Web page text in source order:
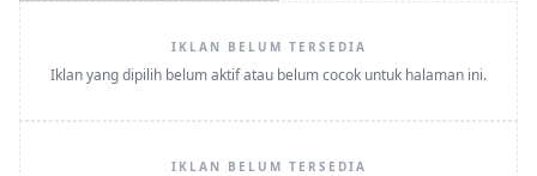
IKLAN BELUM TERSEDIA
Iklan yang dipilih belum aktif atau belum cocok untuk halaman ini.
IKLAN BELUM TERSEDIA